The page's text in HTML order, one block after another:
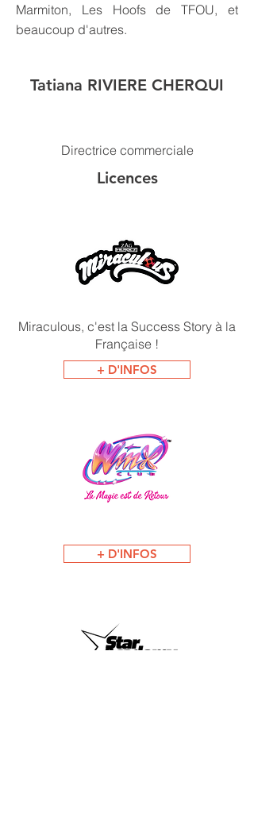
Marmiton, Les Hoofs de TFOU, et
beaucoup d'autres.
Tatiana RIVIERE CHERQUI
Directrice commerciale
Licences
Miraculous, c'est la Success Story à la
Française !
+ D'INFOS
+ D'INFOS